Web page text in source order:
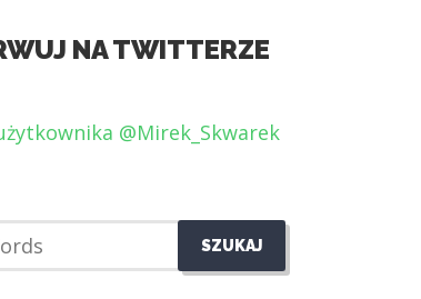
NA TWITTERZE
@Mirek_Skwarek